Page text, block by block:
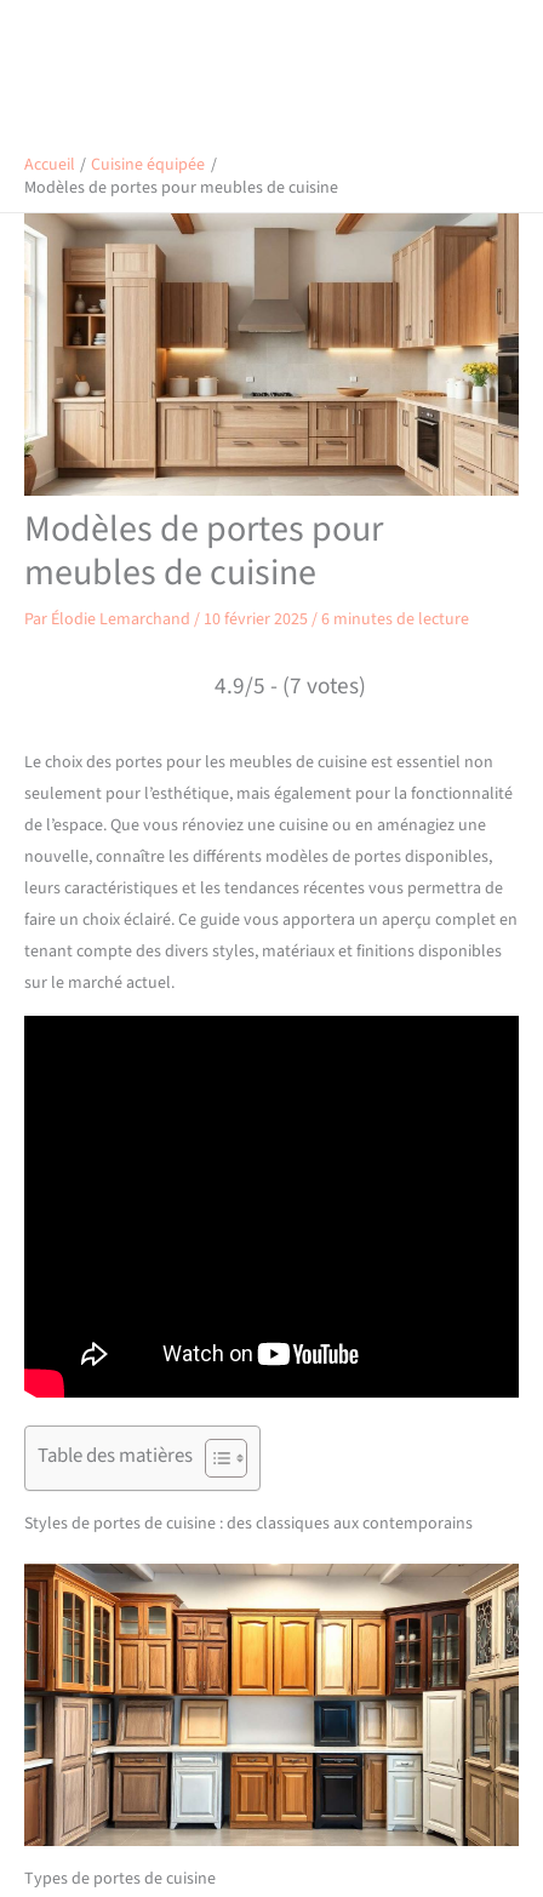
Accueil
Cuisine équipée
Modèles de portes pour meubles de cuisine
Modèles de portes pour
meubles de cuisine
Par Élodie Lemarchand / 10 février 2025/6 minutes de lecture
4.9/5 - (7 votes)
Le choix des portes pour les meubles de cuisine est essentiel non
seulement pour l’esthétique, mais également pour la fonctionnalité
de l’espace. Que vous rénoviez une cuisine ou en aménagiez une
nouvelle, connaître les différents modèles de portes disponibles,
leurs caractéristiques et les tendances récentes vous permettra de
faire un choix éclairé. Ce guide vous apportera un aperçu complet en
tenant compte des divers styles, matériaux et finitions disponibles
sur le marché actuel.
Table des matières
Styles de portes de cuisine : des classiques aux contemporains
Types de portes de cuisine